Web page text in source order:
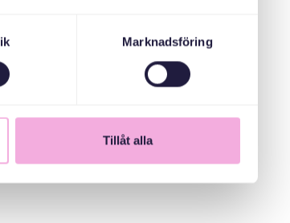
Marknadsföring
Tillåt alla